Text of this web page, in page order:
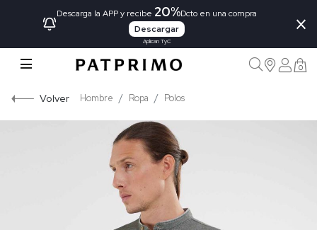
Descarga la APP y recibe 20%Dcto en una compra
Descargar
Aplican TyC
×
0
Volver Hombre Ropa Polos